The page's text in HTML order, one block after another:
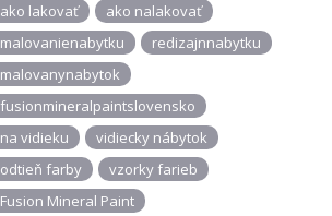
ako lakovať
ako nalakovať
malovanienabytku
redizajnnabytku
malovanynabytok
fusionmineralpaintslovensko
na vidieku
vidiecky nábytok
odtieň farby
vzorky farieb
Fusion Mineral Paint